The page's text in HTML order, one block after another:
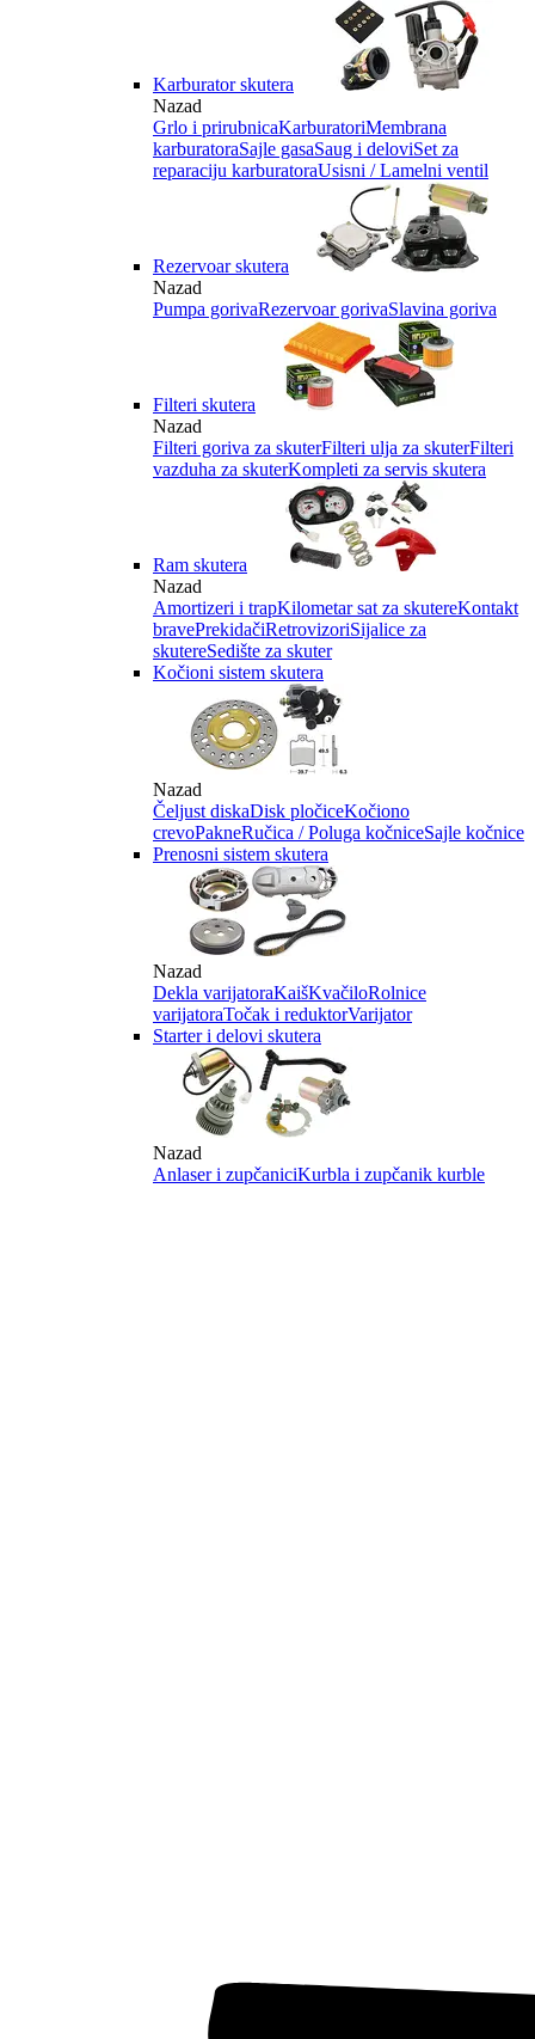
Karburator skutera
Nazad
Grlo i prirubnicaKarburatoriMembrana
karburatoraSajle gasaSaug i deloviSet za
reparaciju karburatoraUsisni / Lamelni ventil
Rezervoar skutera
Nazad
Pumpa gorivaRezervoar gorivaSlavina goriva
Filteri skutera
Nazad
Filteri goriva za skuterFilteri ulja za skuterFilteri
vazduha za skuterKompleti za servis skutera
Ram skutera
Nazad
Amortizeri i trapKilometar sat za skutereKontakt
bravePrekidačiRetrovizoriSijalice za
skutereSedište za skuter
Kočioni sistem skutera
Nazad
Čeljust diskaDisk pločiceKočiono
crevoPakneRučica / Poluga kočniceSajle kočnice
Prenosni sistem skutera
Nazad
Dekla varijatoraKaišKvačiloRolnice
varijatoraTočak i reduktorVarijator
Starter i delovi skutera
Nazad
Anlaser i zupčaniciKurbla i zupčanik kurble